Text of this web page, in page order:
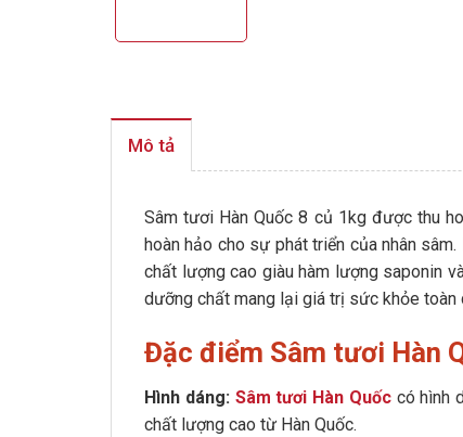
Mô tả
Sâm tươi Hàn Quốc 8 củ 1kg được thu
hoàn hảo cho sự phát triển của nhân
chất lượng cao giàu hàm lượng saponin
dưỡng chất mang lại giá trị sức khỏe toàn
Đặc điểm Sâm tươi Hàn
Hình dáng:Sâm tươi Hàn Quốccó hình
chất lượng cao từ Hàn Quốc.